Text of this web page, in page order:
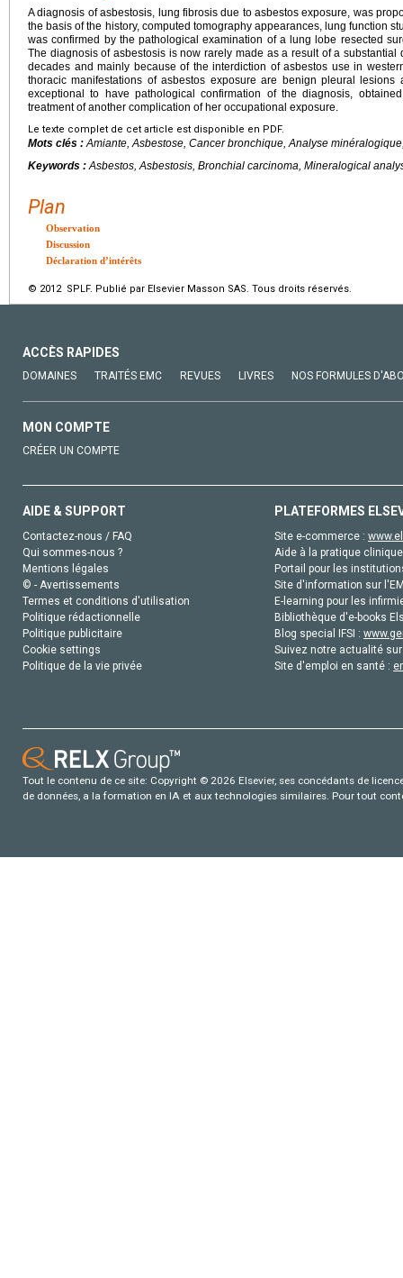
A diagnosis of asbestosis, lung fibrosis due to asbestos exposure, was
the basis of the history, computed tomography appearances, lung function
was confirmed by the pathological examination of a lung lobe resected
The diagnosis of asbestosis is now rarely made as a result of a
decades and mainly because of the interdiction of asbestos use in
thoracic manifestations of asbestos exposure are benign pleural
exceptional to have pathological confirmation of the diagnosis,
treatment of another complication of her occupational exposure.
Le texte complet de cet article est disponible en PDF.
Mots clés :Amiante, Asbestose, Cancer bronchique, Analyse
Keywords :Asbestos, Asbestosis, Bronchial carcinoma, Mineralogical
Plan
Observation
Discussion
Déclaration d’intérêts
© 2012 SPLF. Publié par Elsevier Masson SAS. Tous droits réservés.
ACCÈS RAPIDES
DOMAINES TRAITÉS EMC REVUES LIVRES NOS FORMULES
MON COMPTE
CRÉER UN COMPTE
AIDE & SUPPORT
Contactez-nous / FAQ
Qui sommes-nous ?
Mentions légales
© - Avertissements
Termes et conditions d'utilisation
Politique rédactionnelle
Politique publicitaire
Cookie settings
Politique de la vie privée
PLATEFORMES
Site e-commerce :
Aide à la pratique
Portail pour les
Site d'information sur
E-learning pour les
Bibliothèque d'e-books
Blog special IFSI :
Suivez notre actualité
Site d'emploi en santé :
Tout le contenu de ce site: Copyright © 2026 Elsevier, ses concédants de
de données, a la formation en IA et aux technologies similaires. Pour tout